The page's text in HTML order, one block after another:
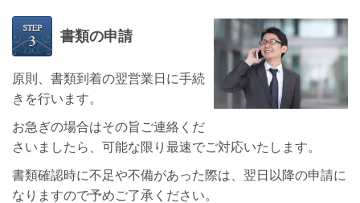
書類の申請
原則、書類到着の翌営業日に手続
きを行います。
お急ぎの場合はその旨ご連絡くだ
さいましたら、可能な限り最速でご対応いたします。
書類確認時に不足や不備があった際は、翌日以降の申請に
なりますので予めご了承ください。